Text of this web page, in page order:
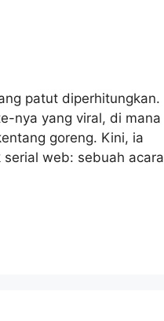
patut diperhitungkan.
nya yang viral, di mana
goreng. Kini, ia
web: sebuah acara